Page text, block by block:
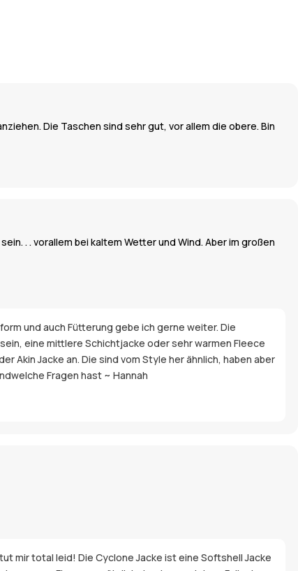
Die Taschen sind sehr gut, vor allem die obere. Bin
. . vorallem bei kaltem Wetter und Wind. Aber im großen
und auch Fütterung gebe ich gerne weiter. Die
eine mittlere Schichtjacke oder sehr warmen Fleece
Akin Jacke an. Die sind vom Style her ähnlich, haben aber
Fragen hast ~ Hannah
mir total leid! Die Cyclone Jacke ist eine Softshell Jacke